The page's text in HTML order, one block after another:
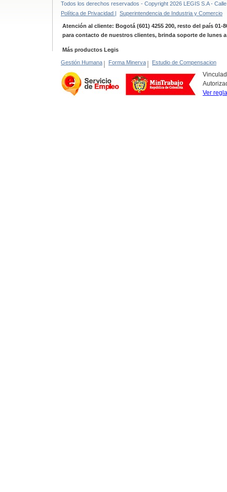
Todos los derechos reservados - Copyright 2026 LEGIS S.A -
Política de Privacidad | Superintendencia de Industria y Comercio
Atención al cliente: Bogotá (601) 4255 200, resto del país 01-
para contacto de nuestros clientes, brinda soporte de lunes
Más productos Legis
Gestión Humana | Forma Minerva | Estudio de Compensacion
Ver